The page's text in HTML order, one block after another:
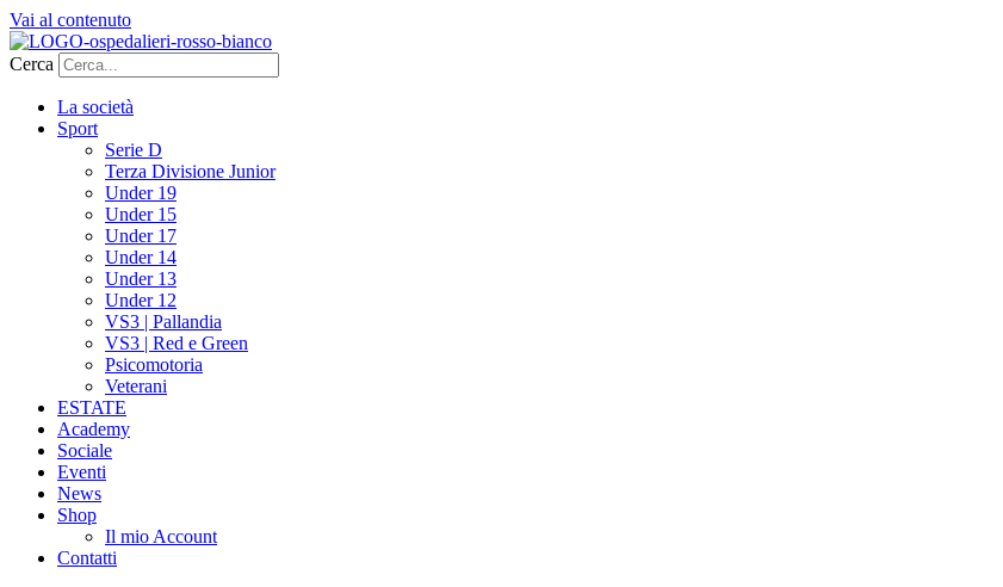
Vai al contenuto
Cerca
La società
Sport
Serie D
Terza Divisione Junior
Under 19
Under 15
Under 17
Under 14
Under 13
Under 12
VS3 | Pallandia
VS3 | Red e Green
Psicomotoria
Veterani
ESTATE
Academy
Sociale
Eventi
News
Shop
Il mio Account
Contatti